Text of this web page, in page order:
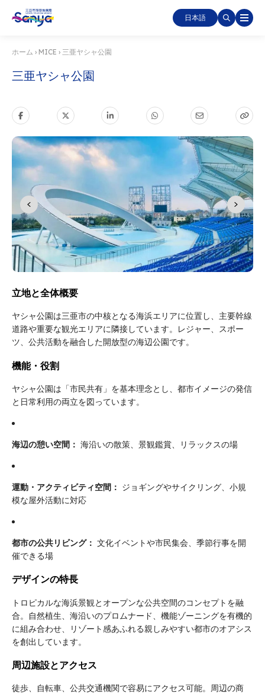
日本語
ホーム › MICE › 三亜ヤシャ公園
三亜ヤシャ公園
立地と全体概要
ヤシャ公園は三亜市の中核となる海浜エリアに位置し、主要幹線
道路や重要な観光エリアに隣接しています。レジャー、スポー
ツ、公共活動を融合した開放型の海辺公園です。
機能・役割
ヤシャ公園は「市民共有」を基本理念とし、都市イメージの発信
と日常利用の両立を図っています。
海辺の憩い空間： 海沿いの散策、景観鑑賞、リラックスの場
運動・アクティビティ空間： ジョギングやサイクリング、小規
模な屋外活動に対応
都市の公共リビング： 文化イベントや市民集会、季節行事を開
催できる場
デザインの特長
トロピカルな海浜景観とオープンな公共空間のコンセプトを融
合。自然植生、海沿いのプロムナード、機能ゾーニングを有機的
に組み合わせ、リゾート感あふれる親しみやすい都市のオアシス
を創出しています。
周辺施設とアクセス
徒歩、自転車、公共交通機関で容易にアクセス可能。周辺の商